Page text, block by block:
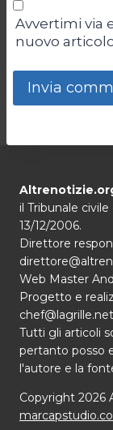
Avvertimi via
nuovo
il Tribunale
13/12/2006.
Direttore
Web Master
Progetto e
chef@lagrille.net
Tutti gli articoli
pertanto posso
l'autore e la
Copyright 2026